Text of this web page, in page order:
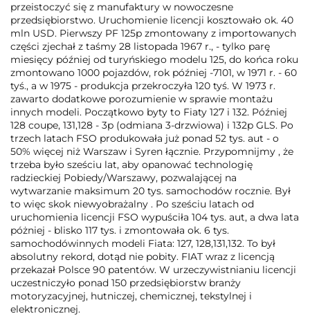
przeistoczyć się z manufaktury w nowoczesne
przedsiębiorstwo. Uruchomienie licencji kosztowało ok. 40
mln USD. Pierwszy PF 125p zmontowany z importowanych
części zjechał z taśmy 28 listopada 1967 r., - tylko parę
miesięcy później od turyńskiego modelu 125, do końca roku
zmontowano 1000 pojazdów, rok później -7101, w 1971 r. - 60
tyś., a w 1975 - produkcja przekroczyła 120 tyś. W 1973 r.
zawarto dodatkowe porozumienie w sprawie montażu
innych modeli. Początkowo byty to Fiaty 127 i 132. Później
128 coupe, 131,128 - 3p (odmiana 3-drzwiowa) i 132p GLS. Po
trzech latach FSO produkowała już ponad 52 tys. aut - o
50% więcej niż Warszaw i Syren łącznie. Przypomnijmy , że
trzeba było sześciu lat, aby opanować technologię
radzieckiej Pobiedy/Warszawy, pozwalającej na
wytwarzanie maksimum 20 tys. samochodów rocznie. Był
to więc skok niewyobrażalny . Po sześciu latach od
uruchomienia licencji FSO wypuściła 104 tys. aut, a dwa lata
póżniej - blisko 117 tys. i zmontowała ok. 6 tys.
samochodówinnych modeli Fiata: 127, 128,131,132. To był
absolutny rekord, dotąd nie pobity. FIAT wraz z licencją
przekazał Polsce 90 patentów. W urzeczywistnianiu licencji
uczestniczyło ponad 150 przedsiębiorstw branży
motoryzacyjnej, hutniczej, chemicznej, tekstylnej i
elektronicznej.